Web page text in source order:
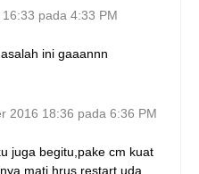
pada 4:33 PM
ini gaaannn
2016 18:36 pada 6:36 PM
juga begitu,pake cm kuat
mati,hrus restart,uda